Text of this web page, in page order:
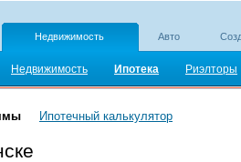
Недвижимость Авто
Недвижимость Ипотека Риэлторы
Ипотечный калькулятор